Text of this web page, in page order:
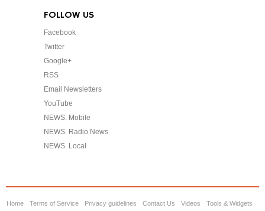
FOLLOW US
Facebook
Twitter
Google+
RSS
Email Newsletters
YouTube
NEWS. Mobile
NEWS. Radio News
NEWS. Local
Home Terms of Service Privacy guidelines Contact Us Videos Tools & Widgets